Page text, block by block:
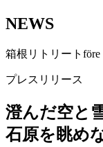
NEWS
箱根リトリートföre
プレスリリース
澄んだ空と
石原を眺め